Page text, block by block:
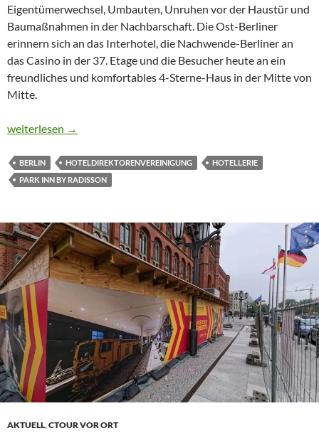
Eigentümerwechsel, Umbauten, Unruhen vor der Haustür und
Baumaßnahmen in der Nachbarschaft. Die Ost-Berliner
erinnern sich an das Interhotel, die Nachwende-Berliner an
das Casino in der 37. Etage und die Besucher heute an ein
freundliches und komfortables 4-Sterne-Haus in der Mitte von
Mitte.
SO HOCH, SO GROSS, SO ERFOLGREICH
weiterlesen →
BERLIN HOTELDIREKTORENVEREINIGUNG
HOTELLERIE
PARK INN BY RADISSON
AKTUELL,CTOUR VOR ORT